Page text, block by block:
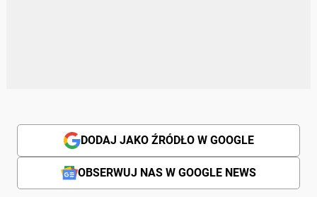
DODAJ JAKO ŹRÓDŁO W GOOGLE
OBSERWUJ NAS W GOOGLE NEWS